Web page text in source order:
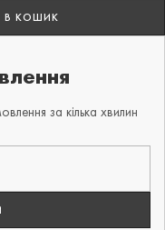
В КОШИК
за кілька хвилин